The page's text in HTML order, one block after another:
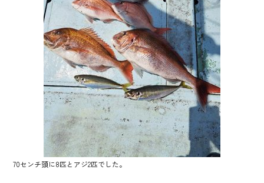
70センチ頭に8匹とアジ2匹でした。